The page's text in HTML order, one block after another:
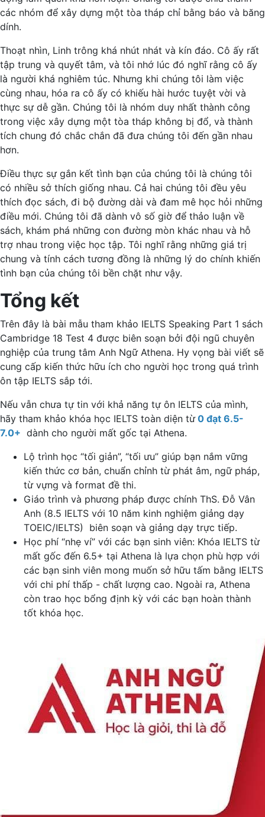
các nhóm để xây dựng một tòa tháp chỉ bằng báo và băng
dính.
Thoạt nhìn, Linh trông khá nhút nhát và kín đáo. Cô ấy rất
tập trung và quyết tâm, và tôi nhớ lúc đó nghĩ rằng cô ấy
là người khá nghiêm túc. Nhưng khi chúng tôi làm việc
cùng nhau, hóa ra cô ấy có khiếu hài hước tuyệt vời và
thực sự dễ gần. Chúng tôi là nhóm duy nhất thành công
trong việc xây dựng một tòa tháp không bị đổ, và thành
tích chung đó chắc chắn đã đưa chúng tôi đến gần nhau
hơn.
Điều thực sự gắn kết tình bạn của chúng tôi là chúng tôi
có nhiều sở thích giống nhau. Cả hai chúng tôi đều yêu
thích đọc sách, đi bộ đường dài và đam mê học hỏi những
điều mới. Chúng tôi đã dành vô số giờ để thảo luận về
sách, khám phá những con đường mòn khác nhau và hỗ
trợ nhau trong việc học tập. Tôi nghĩ rằng những giá trị
chung và tính cách tương đồng là những lý do chính khiến
tình bạn của chúng tôi bền chặt như vậy.
Tổng kết
Trên đây là bài mẫu tham khảo IELTS Speaking Part 1 sách
Cambridge 18 Test 4 được biên soạn bởi đội ngũ chuyên
nghiệp của trung tâm Anh Ngữ Athena. Hy vọng bài viết sẽ
cung cấp kiến thức hữu ích cho người học trong quá trình
ôn tập IELTS sắp tới.
Nếu vẫn chưa tự tin với khả năng tự ôn IELTS của mình,
hãy tham khảo khóa học IELTS toàn diện từ 0 đạt 6.5-
7.0+ dành cho người mất gốc tại Athena.
Lộ trình học “tối giản”, “tối ưu” giúp bạn nắm vững
kiến thức cơ bản, chuẩn chỉnh từ phát âm, ngữ pháp,
từ vựng và format đề thi.
Giáo trình và phương pháp được chính ThS. Đỗ Vân
Anh (8.5 IELTS với 10 năm kinh nghiệm giảng dạy
TOEIC/IELTS) biên soạn và giảng dạy trực tiếp.
Học phí “nhẹ ví” với các bạn sinh viên: Khóa IELTS từ
mất gốc đến 6.5+ tại Athena là lựa chọn phù hợp với
các bạn sinh viên mong muốn sở hữu tấm bằng IELTS
với chi phí thấp - chất lượng cao. Ngoài ra, Athena
còn trao học bổng định kỳ với các bạn hoàn thành
tốt khóa học.